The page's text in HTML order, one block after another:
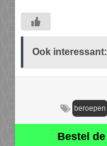
Ook interessant:
beroepen
Bestel de